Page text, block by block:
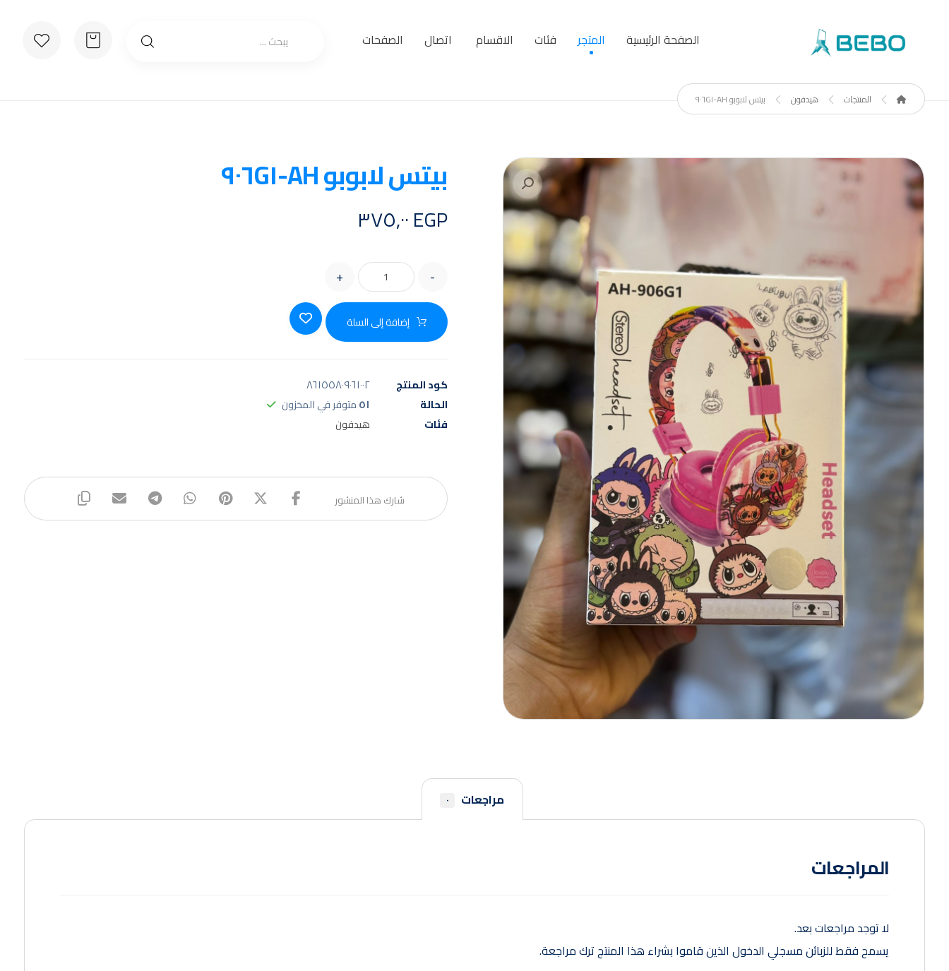
الصفحة الرئيسية المتجر فئات الاقسام اتصال الصفحات
المنتجات هيدفون بيتس لابوبو AH-٩٠٦G١
تكبير الصورة بيتس لابوبو AH-٩٠٦G١
EGP
-
+
إضافة إلى السلة
كود المنتج
٨٦١٥٥٨٠٩٠٦١٠٠٢
الحالة
٥١متوفر في المخزون
فئات
هيدفون
مراجعات ٠
المراجعات
لا توجد مراجعات بعد.
يسمح فقط للزبائن مسجلي الدخول الذين قاموا بشراء هذا المنتج ترك مراجعة.